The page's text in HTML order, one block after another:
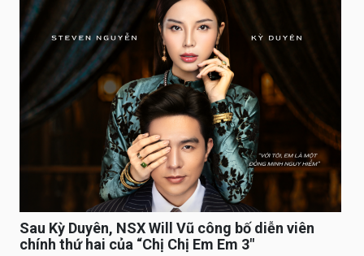
Sau Kỳ Duyên, NSX Will Vũ công bố diễn viên
chính thứ hai của “Chị Chị Em Em 3″